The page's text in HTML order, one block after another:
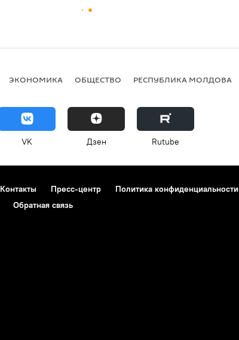
ЭКОНОМИКА ОБЩЕСТВО РЕСПУБЛИКА МОЛДОВА
VK Дзен Rutube
Контакты Пресс-центр Политика конфиденциальности
Обратная связь